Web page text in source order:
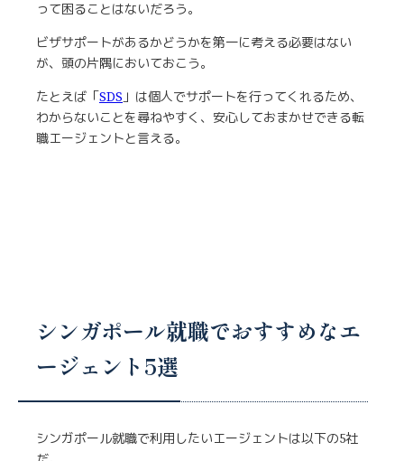
って困ることはないだろう。
ビザサポートがあるかどうかを第一に考える必要はない
が、頭の片隅においておこう。
たとえば「 SDS」は個人でサポートを行ってくれるため、
わからないことを尋ねやすく、安心しておまかせできる転
職エージェントと言える。
シンガポール就職でおすすめなエ
ージェント5選
シンガポール就職で利用したいエージェントは以下の5社